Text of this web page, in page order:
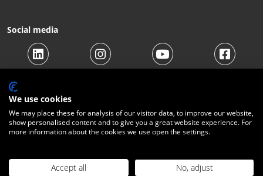
Social media
© 2026 Beltraco Benelux B.V. |Algemene voorwaarden
Verzendkosten|Contact
We use cookies
We may place these for analysis of our visitor data, to improve our website,
show personalised content and to give you a great website experience. For
more information about the cookies we use open the settings.
Accept all No, adjust